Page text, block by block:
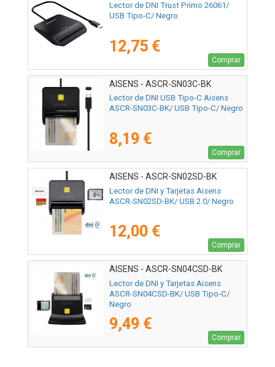
Lector de DNI Trust Primo 26061/
USB Tipo-C/ Negro
12,75 €
Comprar
AISENS - ASCR-SN03C-BK
Lector de DNI USB Tipo-C Aisens
ASCR-SN03C-BK/ USB Tipo-C/ Negro
8,19 €
Comprar
AISENS - ASCR-SN02SD-BK
Lector de DNI y Tarjetas Aisens
ASCR-SN02SD-BK/ USB 2.0/ Negro
12,00 €
Comprar
AISENS - ASCR-SN04CSD-BK
Lector de DNI y Tarjetas Aisens
ASCR-SN04CSD-BK/ USB Tipo-C/
Negro
9,49 €
Comprar